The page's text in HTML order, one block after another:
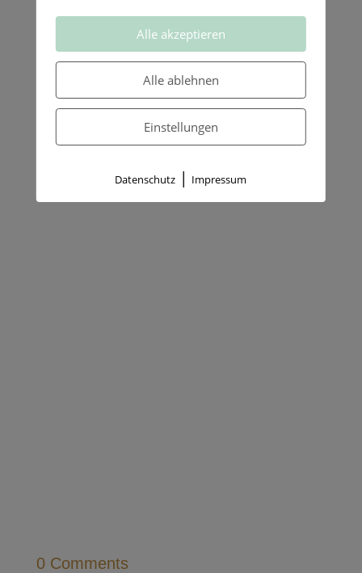
0 Comments
Alle akzeptieren
Alle ablehnen
Einstellungen
Datenschutz | Impressum